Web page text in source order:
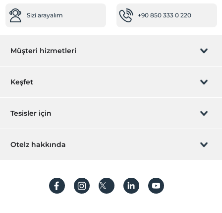
Sizi arayalım +90 850 333 0 220
Müşteri hizmetleri
Rezervasyon yönet
Sıkça sorulan sorular
Keşfet
Hediye Kart
Hesap oluştur
Tesisler için
Hemen tesisinizi ekleyin
Otelz hakkında